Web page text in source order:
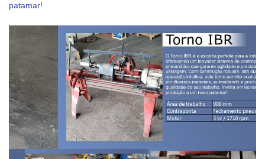
patamar!